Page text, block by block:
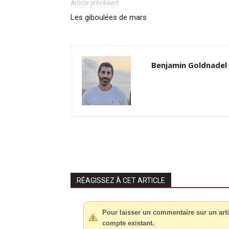
Article précédent
Les giboulées de mars
Benjamin Goldnadel
RÉAGISSEZ À CET ARTICLE
Pour laisser un commentaire sur un
compte existant.